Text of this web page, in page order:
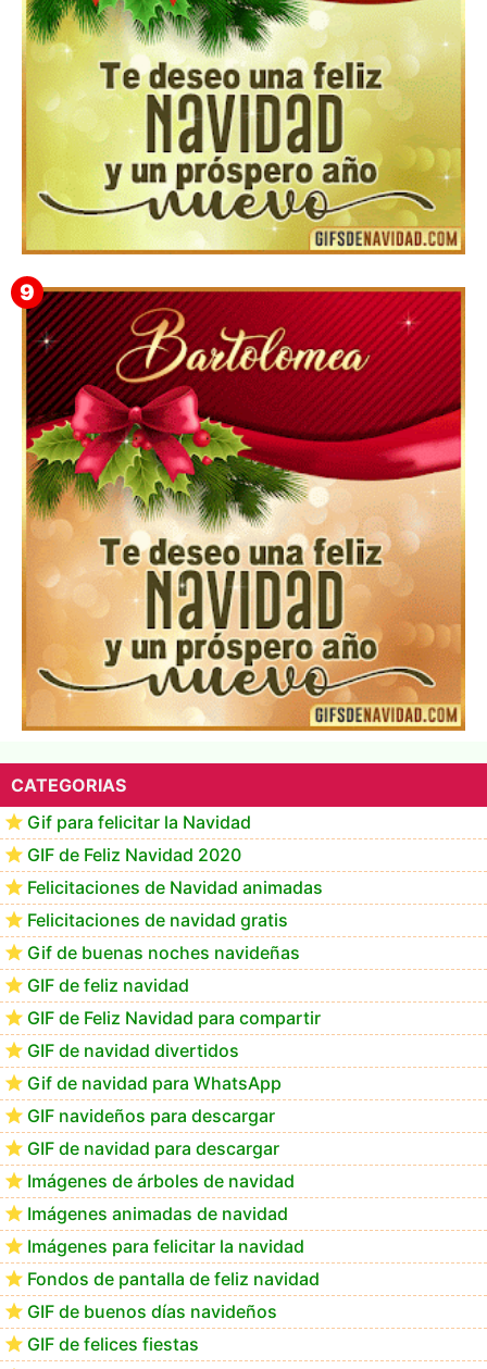
Te deseo una Feliz Navidad Marlene
Te deseo una Feliz Navidad Bartolomea
CATEGORIAS
Gif para felicitar la Navidad
GIF de Feliz Navidad 2020
Felicitaciones de Navidad animadas
Felicitaciones de navidad gratis
Gif de buenas noches navideñas
GIF de feliz navidad
GIF de Feliz Navidad para compartir
GIF de navidad divertidos
Gif de navidad para WhatsApp
GIF navideños para descargar
GIF de navidad para descargar
Imágenes de árboles de navidad
Imágenes animadas de navidad
Imágenes para felicitar la navidad
Fondos de pantalla de feliz navidad
GIF de buenos días navideños
GIF de felices fiestas